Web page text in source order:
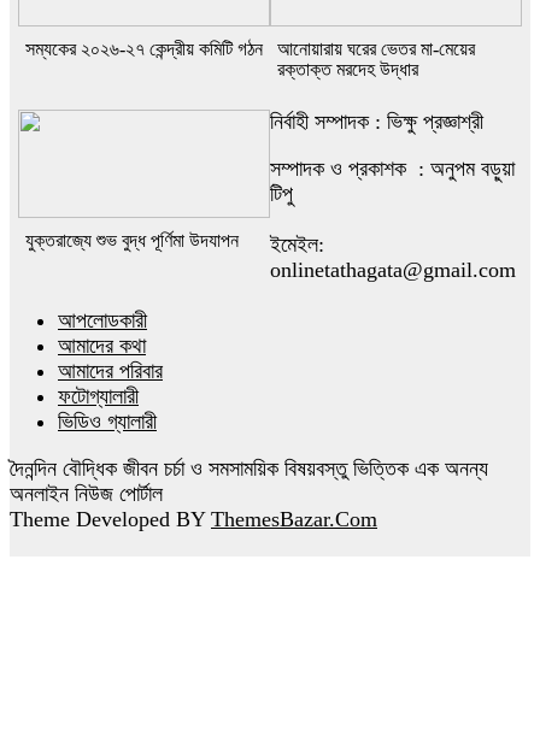
সম্যকের ২০২৬-২৭ কেন্দ্রীয় কমিটি গঠন
আনোয়ারায় ঘরের ভেতর মা-মেয়ের
রক্তাক্ত মরদেহ উদ্ধার
যুক্তরাজ্যে শুভ বুদ্ধ পূর্ণিমা উদযাপন
নির্বাহী সম্পাদক : ভিক্ষু প্রজ্ঞাশ্রী
সম্পাদক ও প্রকাশক : অনুপম বড়ুয়া
টিপু
ইমেইল:
onlinetathagata@gmail.com
আপলোডকারী
আমাদের কথা
আমাদের পরিবার
ফটোগ্যালারী
ভিডিও গ্যালারী
দৈনন্দিন বৌদ্ধিক জীবন চর্চা ও সমসাময়িক বিষয়বস্তু ভিত্তিক এক অনন্য
অনলাইন নিউজ পোর্টাল
Theme Developed BY ThemesBazar.Com